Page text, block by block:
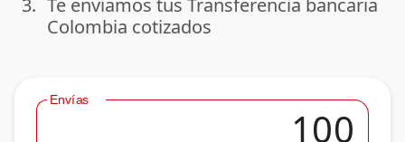
done
3. Te enviamos tus Transferencia bancaria
Colombia cotizados
Envías